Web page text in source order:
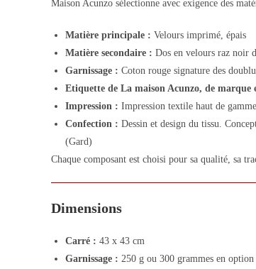
Maison Acunzo sélectionne avec exigence des
Matière principale : Velours imprimé, épais
Matière secondaire : Dos en velours raz noir
Garnissage : Coton rouge signature des
Etiquette de La maison Acunzo, de marque
Impression : Impression textile haut de
Confection : Dessin et design du tissu.
(Gard)
Chaque composant est choisi pour sa qualité, sa
Dimensions
Carré : 43 x 43 cm
Garnissage : 250 g ou 300 grammes en option